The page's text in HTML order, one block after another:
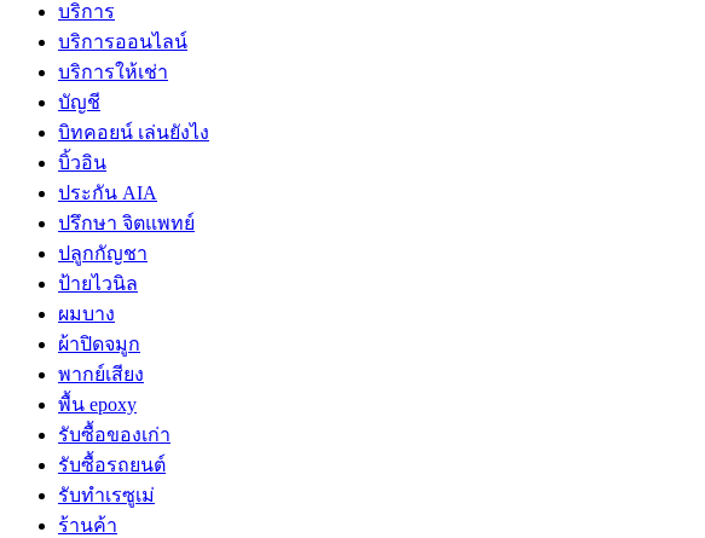
บริการ
บริการออนไลน์
บริการให้เช่า
บัญชี
บิทคอยน์ เล่นยังไง
บิ้วอิน
ประกัน AIA
ปรึกษา จิตแพทย์
ปลูกกัญชา
ป้ายไวนิล
ผมบาง
ผ้าปิดจมูก
พากย์เสียง
พื้น epoxy
รับซื้อของเก่า
รับซื้อรถยนต์
รับทำเรซูเม่
ร้านค้า